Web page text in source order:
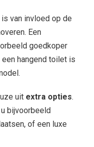
is van invloed op de
Een
goedkoper
een hangend toilet is
uit extra opties.
bijvoorbeeld
of een luxe